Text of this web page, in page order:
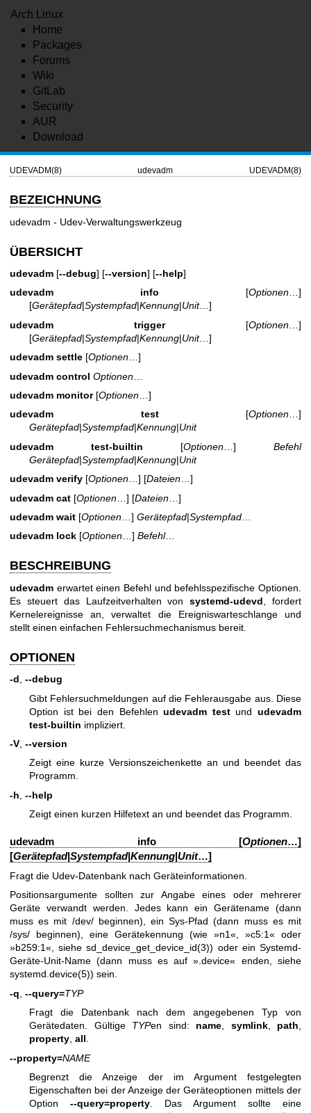
Arch Linux
Home
Packages
Forums
Wiki
GitLab
Security
AUR
Download
UDEVADM(8) udevadm UDEVADM(8)
BEZEICHNUNG
udevadm - Udev-Verwaltungswerkzeug
ÜBERSICHT
udevadm [--debug] [--version] [--help]
udevadm info [Optionen…]
[Gerätepfad|Systempfad|Kennung|Unit…]
udevadm trigger[Optionen …]
[Gerätepfad|Systempfad|Kennung|Unit…]
udevadm settle [Optionen …]
udevadm control Optionen
udevadm monitor[Optionen …]
udevadm test[Optionen…]
Gerätepfad|Systempfad|Kennung|Unit
udevadm test-builtin [Optionen …] Befehl
Gerätepfad|Systempfad|Kennung|Unit
udevadm verify [Optionen …] [Dateien …]
udevadm cat [Optionen …] [Dateien …]
udevadm wait [Optionen …] Gerätepfad|Systempfad
udevadm lock [Optionen…] Befehl…
BESCHREIBUNG
udevadm erwartet einen Befehl und befehlsspezifische Optionen.
Es steuert das Laufzeitverhalten vonsystemd-udevd , fordert
Kernelereignisse an, verwaltet die Ereigniswarteschlange und
stellt einen einfachen Fehlersuchmechanismus bereit.
OPTIONEN
-d, --debug
Gibt Fehlersuchmeldungen auf die Fehlerausgabe aus. Diese
Option ist bei den Befehlenudevadm testund udevadm
test-builtin impliziert.
-V --version
Zeigt eine kurze Versionszeichenkette an und beendet das
Programm.
-h --help
Zeigt einen kurzen Hilfetext an und beendet das Programm.
udevadm info [Optionen…]
[Gerätepfad|Systempfad|Kennung|Unit…]
Fragt die Udev-Datenbank nach Geräteinformationen.
Positionsargumente sollten zur Angabe eines oder mehrerer
Geräte verwandt werden. Jedes kann ein Gerätename (dann
muss es mit /dev/ beginnen), ein Sys-Pfad (dann muss es mit
/sys/ beginnen), eine Gerätekennung (wie »n1«, »c5:1« oder
»b259:1«, siehesd_device_get_device_id(3)) oder ein Systemd-
Geräte-Unit-Name (dann muss es auf ».device« enden, siehe
systemd.device(5)) sein.
-q --query=TYP
Fragt die Datenbank nach dem angegebenen Typ von
Gerätedaten. Gültige TYPen sind: name symlink, path
property all
--property=NAME
Begrenzt die Anzeige der im Argument festgelegten
Eigenschaften bei der Anzeige der Geräteoptionen mittels der
Option --query=property . Das Argument sollte eine